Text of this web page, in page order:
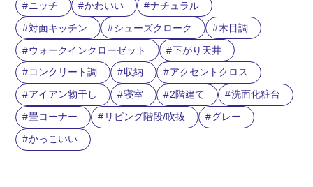
ニッチ かわいい
ナチュラル
対面キッチン
シューズクローク
木目調
ウォークインクローゼット
下がり天井
コンクリート調
収納
アクセントクロス
アイアン物干し
寝室 2階建て
洗面化粧台
畳コーナー
リビング階段/吹抜
グレー
かっこいい